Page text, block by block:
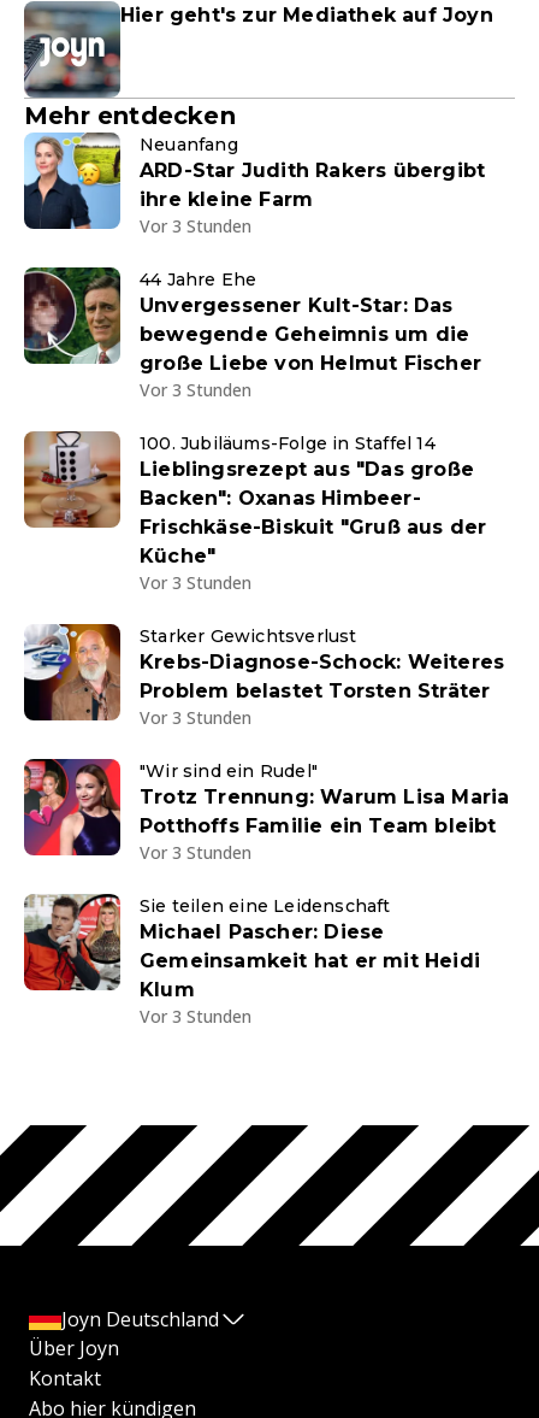
Hier geht's zur Mediathek auf Joyn
Mehr entdecken
Neuanfang
ARD-Star Judith Rakers übergibt
ihre kleine Farm
Vor 3 Stunden
44 Jahre Ehe
Unvergessener Kult-Star: Das
bewegende Geheimnis um die
große Liebe von Helmut Fischer
Vor 3 Stunden
100. Jubiläums-Folge in Staffel 14
Lieblingsrezept aus "Das große
Backen": Oxanas Himbeer-
Frischkäse-Biskuit "Gruß aus der
Küche"
Vor 3 Stunden
Starker Gewichtsverlust
Krebs-Diagnose-Schock: Weiteres
Problem belastet Torsten Sträter
Vor 3 Stunden
"Wir sind ein Rudel"
Trotz Trennung: Warum Lisa Maria
Potthoffs Familie ein Team bleibt
Vor 3 Stunden
Sie teilen eine Leidenschaft
Michael Pascher: Diese
Gemeinsamkeit hat er mit Heidi
Klum
Vor 3 Stunden
Joyn Deutschland
Über Joyn
Kontakt
Abo hier kündigen